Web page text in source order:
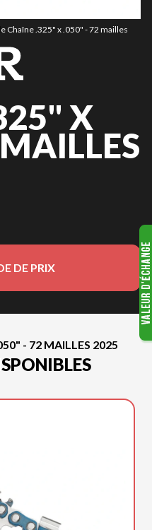
Chaîne .325" x .050" - 72 mailles
X
DE PRIX
- 72 MAILLES 2025